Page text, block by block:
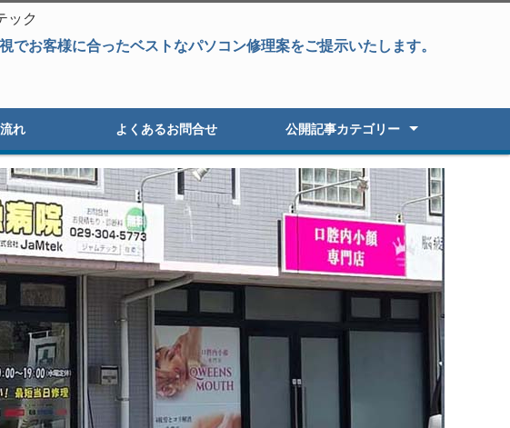
ック
でお客様に合ったベストなパソコン修理案をご提示いたします。
れ よくあるお問合せ 公開記事カテゴリー
パソコン修理
データ復旧&パソコン修理
データ復旧・復元
液晶パネル修理
パソコン高速化
オーダーパソコン
Windowsアップグレード
パソコン初期セットアップ
パソコン販売